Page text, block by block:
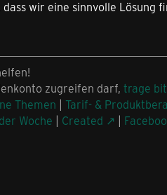
wir eine sinnvolle Lösung
zugreifen darf, trage
Themen | Tarif- &
Woche | Created |